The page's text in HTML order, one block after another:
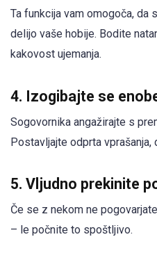
Ta funkcija vam omogoča, da
delijo vaše hobije. Bodite
kakovost ujemanja.
4. Izogibajte se
Sogovornika angažirajte s
Postavljajte odprta vprašanja,
5. Vljudno prekinite
Če se z nekom ne
– le počnite to spoštljivo.